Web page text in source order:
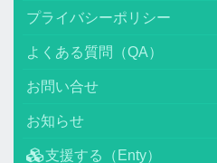
プライバシーポリシー
よくある質問（QA）
お問い合せ
お知らせ
支援する（Enty）